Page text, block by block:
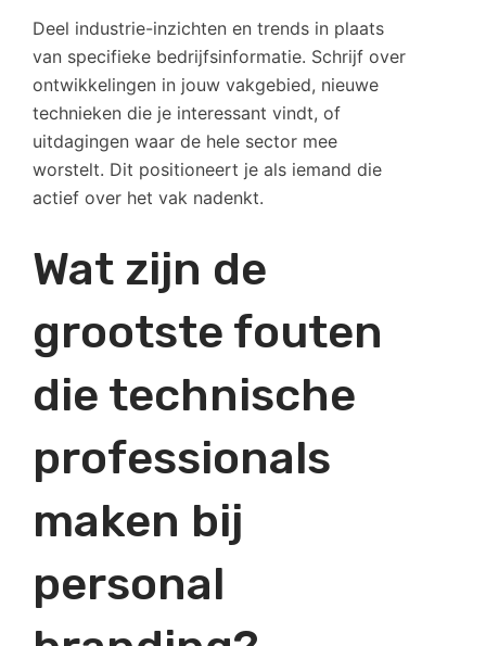
Deel industrie-inzichten en trends in plaats
van specifieke bedrijfsinformatie. Schrijf over
ontwikkelingen in jouw vakgebied, nieuwe
technieken die je interessant vindt, of
uitdagingen waar de hele sector mee
worstelt. Dit positioneert je als iemand die
actief over het vak nadenkt.
Wat zijn de
grootste fouten
die technische
professionals
maken bij
personal